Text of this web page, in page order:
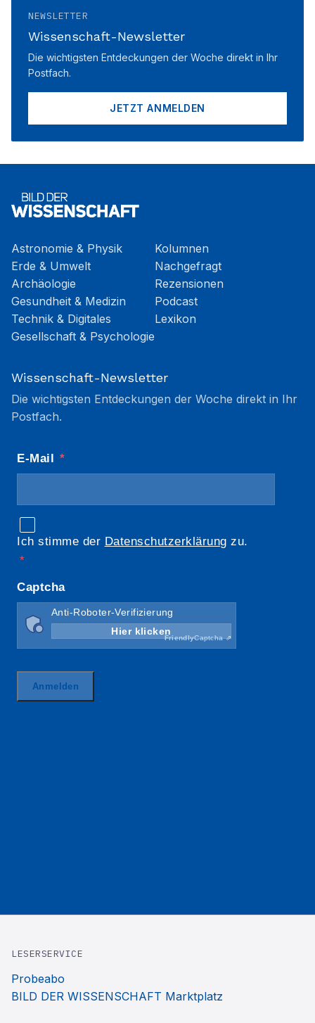
NEWSLETTER
Wissenschaft-Newsletter
Die wichtigsten Entdeckungen der Woche direkt in Ihr
Postfach.
JETZT ANMELDEN
Astronomie & Physik
Erde & Umwelt
Archäologie
Gesundheit & Medizin
Technik & Digitales
Gesellschaft & Psychologie
Kolumnen
Nachgefragt
Rezensionen
Podcast
Lexikon
Wissenschaft-Newsletter
Die wichtigsten Entdeckungen der Woche direkt in Ihr
Postfach.
LESERSERVICE
Probeabo
BILD DER WISSENSCHAFT Marktplatz